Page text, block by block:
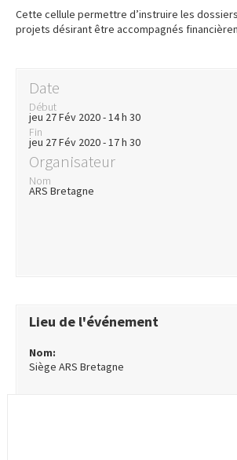
Cette cellule permettre d’instruire les
projets désirant être accompagnés
Date
Début
jeu 27 Fév 2020 - 14 h 30
Fin
jeu 27 Fév 2020 - 17 h 30
Organisateur
Nom
ARS Bretagne
Lieu de l'événement
Nom:
Siège ARS Bretagne